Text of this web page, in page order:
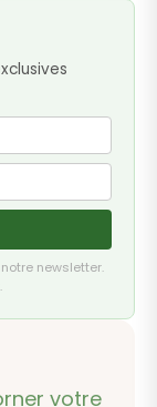
newsletter.
votre